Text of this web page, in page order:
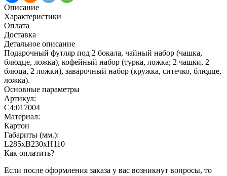
Описание
Характеристики
Оплата
Доставка
Детальное описание
Подарочный футляр под 2 бокала, чайный набор (чашка,
блюдце, ложка), кофейный набор (турка, ложка; 2 чашки, 2
блюца, 2 ложки), заварочный набор (кружка, ситечко, блюдце,
ложка).
Основные параметры
Артикул:
С4:017004
Материал:
Картон
Габариты (мм.):
L285хB230хH110
Как оплатить?
Если после оформления заказа у вас возникнут вопросы, то